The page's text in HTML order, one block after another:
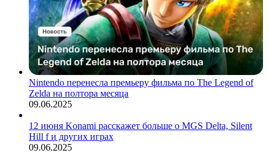
Nintendo перенесла премьеру фильма по The Legend of
Zelda на полтора месяца
09.06.2025
12 июня Konami расскажет больше о MGS Delta, Silent
Hill f и других играх
09.06.2025